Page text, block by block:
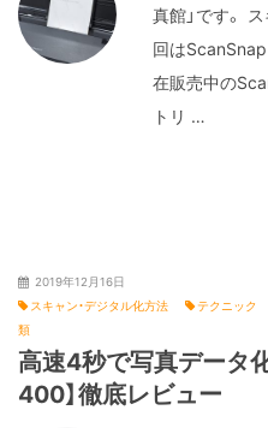
真館」です。
回は
在販売中の
トリ …
2019年12月16日
スキャン・デジタル化方法
テクニック
類
高速4秒で写真データ
400】徹底レビュー